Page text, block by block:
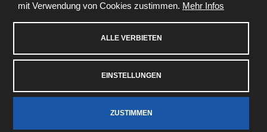
Sicherheit und DatenschutzCookie-Einstellungen
Diese Website ist durch reCAPTCHA geschützt und es
gelten die
Nutzungsbedingungen
mit Verwendung von Cookies zustimmen. Mehr Infos
ALLE VERBIETEN
EINSTELLUNGEN
ZUSTIMMEN